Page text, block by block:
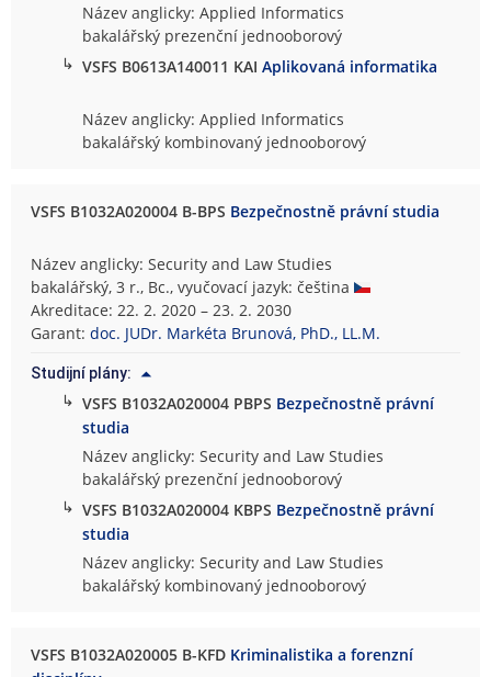
Název anglicky: Applied Informatics
bakalářský prezenční jednooborový
↳ VSFS B0613A140011 KAIAplikovaná informatika
Název anglicky: Applied Informatics
bakalářský kombinovaný jednooborový
VSFS B1032A020004 B-BPS Bezpečnostně právní studia
Název anglicky: Security and Law Studies
bakalářský, 3 r., Bc., vyučovací jazyk: čeština
Akreditace: 22. 2. 2020 – 23. 2. 2030
Garant:doc. JUDr. Markéta Brunová, PhD., LL.M.
Studijní plány:
↳ VSFS B1032A020004 PBPS Bezpečnostně právní
studia
Název anglicky: Security and Law Studies
bakalářský prezenční jednooborový
↳ VSFS B1032A020004 KBPS Bezpečnostně právní
studia
Název anglicky: Security and Law Studies
bakalářský kombinovaný jednooborový
VSFS B1032A020005 B-KFD Kriminalistika a forenzní